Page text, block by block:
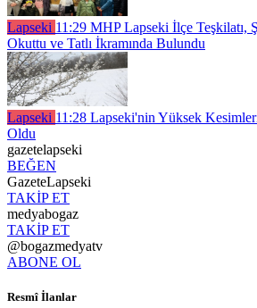
Lapseki 11:29 MHP Lapseki İlçe Teşkilatı,
Okuttu ve Tatlı İkramında Bulundu
Lapseki 11:28 Lapseki'nin Yüksek
Oldu
gazetelapseki
BEĞEN
GazeteLapseki
TAKİP ET
medyabogaz
TAKİP ET
@bogazmedyatv
ABONE OL
Resmî İlanlar